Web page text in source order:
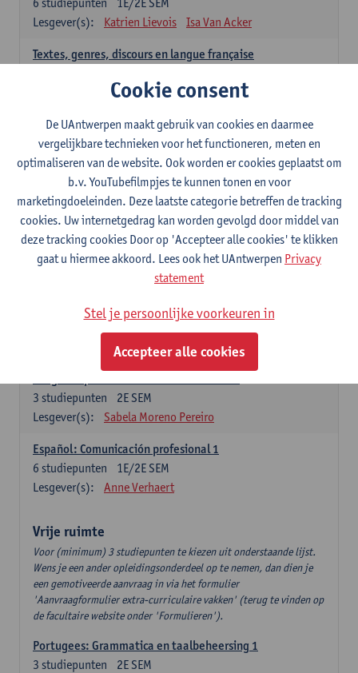
Lesgever(s):
Katrien Lievois Isa Van Acker
Textes, genres, discours en langue française
Kris Peeters
Spaans: verplichte opleidingsonderdelen
Gramática española 1
1E SEM
studiepunten
Lesgever(s):
Anne Verhaert
Gramática española 2
2E SEM
3studiepunten
Anne Verhaert
Lengua española: Destrezas básicas
Sabela Moreno Pereiro
2E SEM
3 studiepunten
Lesgever(s):
Sabela Moreno Pereiro
Español: Comunicación profesional 1
1E/2E SEM
6 studiepunten
Lesgever(s):
Anne Verhaert
Vrije ruimte
Voor (minimum) 3 studiepunten te kiezen uit onderstaande lijst.
Wens je een ander opleidingsonderdeel op te nemen, dan dien je
een gemotiveerde aanvraag in via het formulier
'Aanvraagformulier extra-curriculaire vakken' (terug te vinden op
de facultaire website onder 'Formulieren').
Portugees: Grammatica en taalbeheersing 1
2E SEM
3 studiepunten
Cookie consent
De UAntwerpen maakt gebruik van cookies en daarmee
vergelijkbare technieken voor het functioneren, meten en
optimaliseren van de website. Ook worden er cookies geplaatst om
b.v. YouTubefilmpjes te kunnen tonen en voor
marketingdoeleinden. Deze laatste categorie betreffen de tracking
cookies. Uw internetgedrag kan worden gevolgd door middel van
deze tracking cookies Door op 'Accepteer alle cookies' te klikken
gaat u hiermee akkoord. Lees ook het UAntwerpen Privacy
statement
Stel je persoonlijke voorkeuren in
Accepteer alle cookies